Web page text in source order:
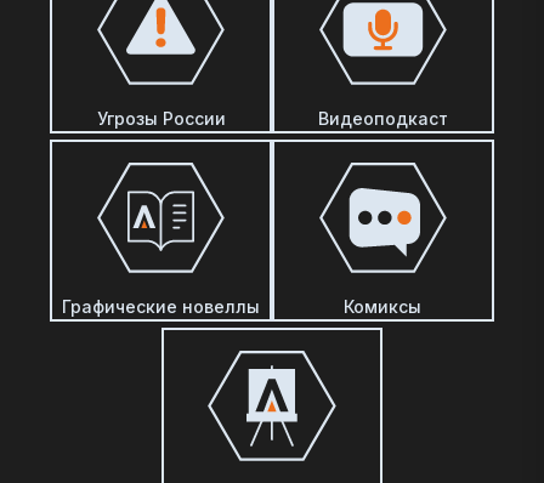
Угрозы России Видеоподкаст
Графические новеллы Комиксы